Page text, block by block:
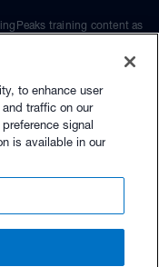
training content as
to enhance user
traffic on our
signal
is available in our